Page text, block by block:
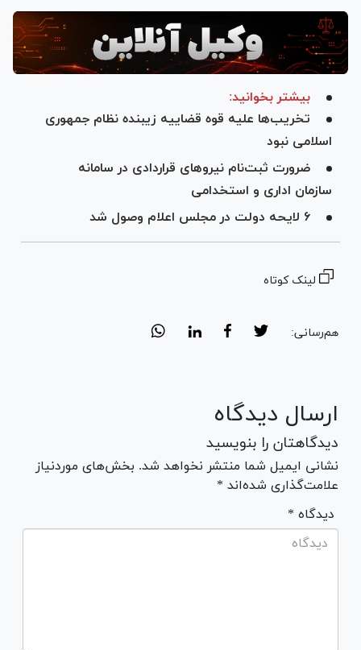
بیشتر بخوانید:
تخریب‌ها علیه قوه قضاییه زیبنده نظام جمهوری
اسلامی نبود
ضرورت ثبت‌نام نیرو‌های قراردادی در سامانه
سازمان اداری و استخدامی
۶ لایحه دولت در مجلس اعلام وصول شد
لینک کوتاه
هم‌رسانی:
ارسال دیدگاه
دیدگاهتان را بنویسید
نشانی ایمیل شما منتشر نخواهد شد. بخش‌های موردنیاز
علامت‌گذاری شده‌اند *
* دیدگاه